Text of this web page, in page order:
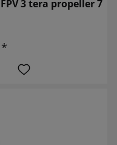
3 tera propeller 7